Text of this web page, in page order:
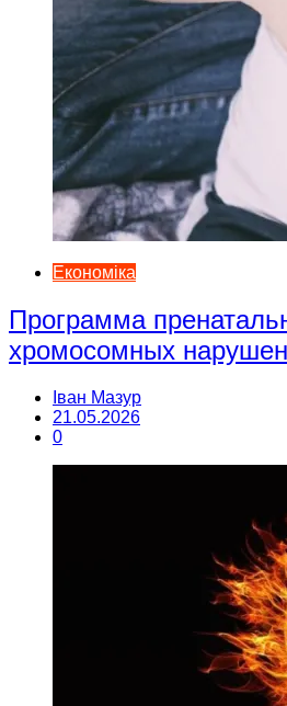
Економіка
Программа
хромосомных
Іван Мазур
21.05.2026
0